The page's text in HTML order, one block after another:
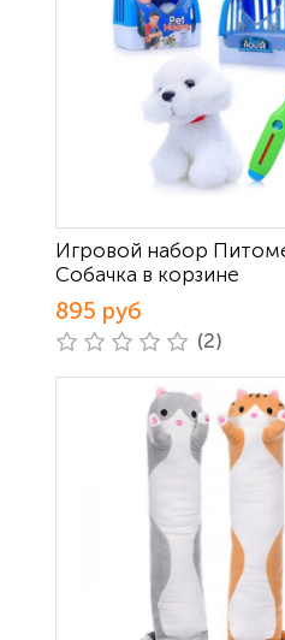
Игровой набор
Собачка в корзине
895 руб
(2)